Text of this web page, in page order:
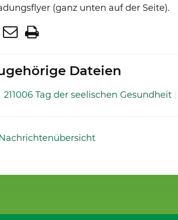
(ganz unten auf der Seite).
Dateien
211006 Tag der seelischen Gesundheit